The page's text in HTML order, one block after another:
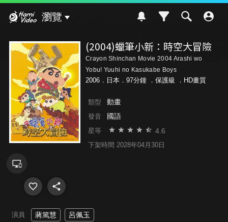
瀏覽
(2004)蠟筆小新：時空大冒險
Crayon Shinchan Movie 2004 Arashi wo
Yobu! Yuuhi no Kasukabe Boys
2006．日本．97分鐘 ． 保護級 ．HD畫質
類型 動畫
發音 國語
星等 4.6
下架時間 2028年04月30日
演員 蔣篤慧 呂佩玉